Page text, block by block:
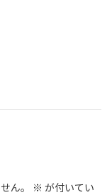
ん。 ※ が付いてい